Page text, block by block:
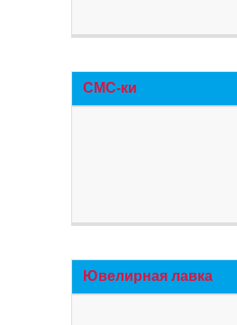
СМС-ки
Ювелирная лавка